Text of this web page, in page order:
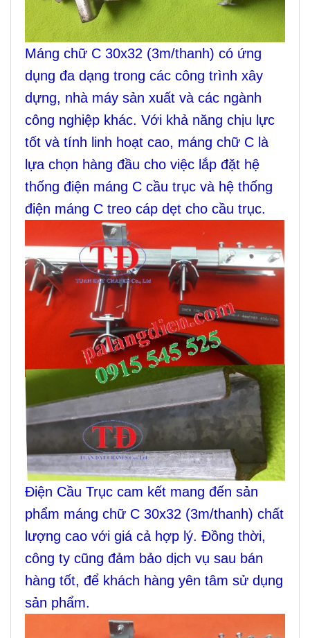
Máng chữ C 30x32 (3m/thanh) có ứng
dụng đa dạng trong các công trình xây
dựng, nhà máy sản xuất và các ngành
công nghiệp khác. Với khả năng chịu lực
tốt và tính linh hoạt cao, máng chữ C là
lựa chọn hàng đầu cho việc lắp đặt hệ
thống điện máng C cầu trục và hệ thống
điện máng C treo cáp dẹt cho cầu trục.
Điện Cầu Trục cam kết mang đến sản
phẩm máng chữ C 30x32 (3m/thanh) chất
lượng cao với giá cả hợp lý. Đồng thời,
công ty cũng đảm bảo dịch vụ sau bán
hàng tốt, để khách hàng yên tâm sử dụng
sản phẩm.